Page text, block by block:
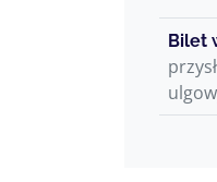
Bilet